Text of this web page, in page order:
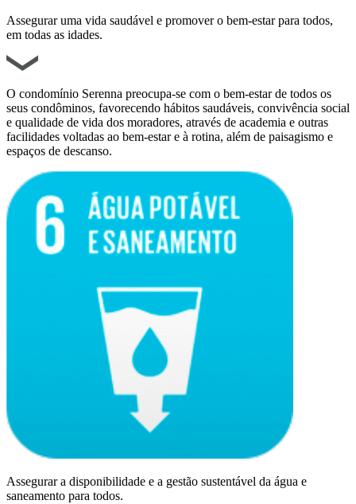
Assegurar uma vida saudável e promover o bem-estar para todos,
em todas as idades.
O condomínio Serenna preocupa-se com o bem-estar de todos os
seus condôminos, favorecendo hábitos saudáveis, convivência social
e qualidade de vida dos moradores, através de academia e outras
facilidades voltadas ao bem-estar e à rotina, além de paisagismo e
espaços de descanso.
Assegurar a disponibilidade e a gestão sustentável da água e
saneamento para todos.